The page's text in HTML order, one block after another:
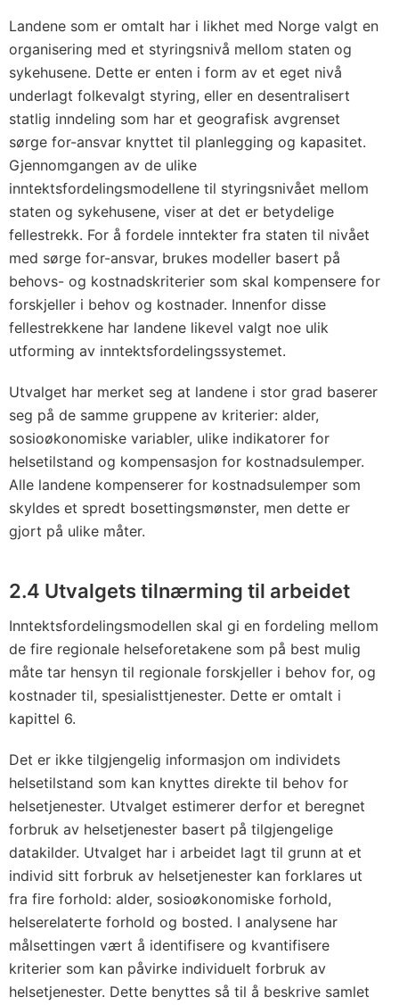
Landene som er omtalt har i likhet med Norge valgt en
organisering med et styringsnivå mellom staten og
sykehusene. Dette er enten i form av et eget nivå
underlagt folkevalgt styring, eller en desentralisert
statlig inndeling som har et geografisk avgrenset
sørge for-ansvar knyttet til planlegging og kapasitet.
Gjennomgangen av de ulike
inntektsfordelingsmodellene til styringsnivået mellom
staten og sykehusene, viser at det er betydelige
fellestrekk. For å fordele inntekter fra staten til nivået
med sørge for-ansvar, brukes modeller basert på
behovs- og kostnadskriterier som skal kompensere for
forskjeller i behov og kostnader. Innenfor disse
fellestrekkene har landene likevel valgt noe ulik
utforming av inntektsfordelingssystemet.
Utvalget har merket seg at landene i stor grad baserer
seg på de samme gruppene av kriterier: alder,
sosioøkonomiske variabler, ulike indikatorer for
helsetilstand og kompensasjon for kostnadsulemper.
Alle landene kompenserer for kostnadsulemper som
skyldes et spredt bosettingsmønster, men dette er
gjort på ulike måter.
2.4 Utvalgets tilnærming til arbeidet
Inntektsfordelingsmodellen skal gi en fordeling mellom
de fire regionale helseforetakene som på best mulig
måte tar hensyn til regionale forskjeller i behov for, og
kostnader til, spesialisttjenester. Dette er omtalt i
kapittel 6.
Det er ikke tilgjengelig informasjon om individets
helsetilstand som kan knyttes direkte til behov for
helsetjenester. Utvalget estimerer derfor et beregnet
forbruk av helsetjenester basert på tilgjengelige
datakilder. Utvalget har i arbeidet lagt til grunn at et
individ sitt forbruk av helsetjenester kan forklares ut
fra fire forhold: alder, sosioøkonomiske forhold,
helserelaterte forhold og bosted. I analysene har
målsettingen vært å identifisere og kvantifisere
kriterier som kan påvirke individuelt forbruk av
helsetjenester. Dette benyttes så til å beskrive samlet